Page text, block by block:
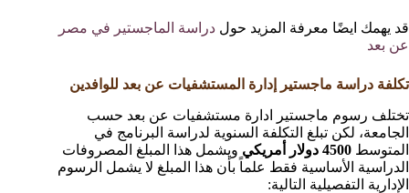
قد يهمك ايضًا معرفة المزيد حول دراسة الماجستير في مصر
عن بعد
تكلفة دراسة ماجستير إدارة المستشفيات عن بعد للوافدين
تختلف رسوم ماجستير ادارة مستشفيات عن بعد حسب
الجامعة، لكن تبلغ التكلفة السنوية لدراسة البرنامج في
المتوسط 4500 دولار أمريكي
ويشمل هذا المبلغ المصروفات
الدراسية الأساسية فقط علماً بأن هذا المبلغ لا يشمل الرسوم
الإدارية التفصيلية التالية: